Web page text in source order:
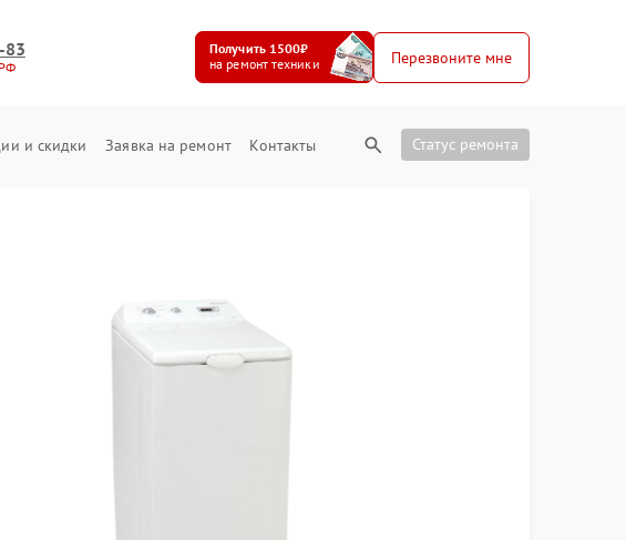
83
Получить 1500₽
на ремонт техники
Перезвоните мне
и скидки Заявка на ремонт Контакты Статус ремонта